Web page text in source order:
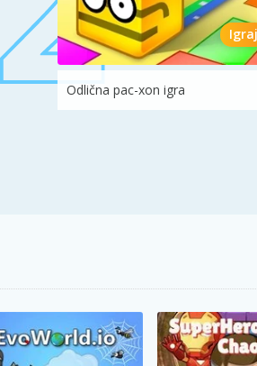
Igraj
Odlična pac-xon igra